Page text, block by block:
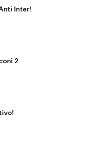
Inter!
2